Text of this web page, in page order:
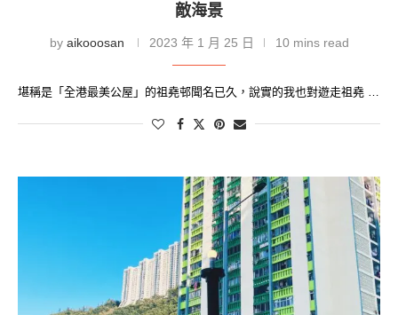
敵海景
by aikooosan 2023 年 1 月 25 日 10 mins read
堪稱是「全港最美公屋」的祖堯邨聞名已久，說實的我也對遊走祖堯 …